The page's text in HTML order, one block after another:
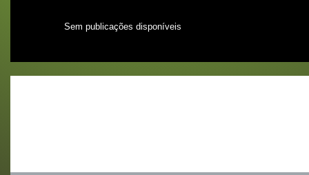
Sem publicações disponíveis